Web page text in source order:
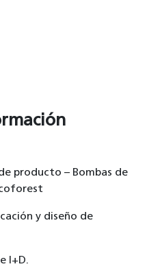
producto – Bombas de
y diseño de
I+D.